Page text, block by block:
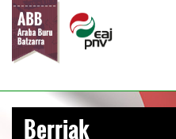
Berriak